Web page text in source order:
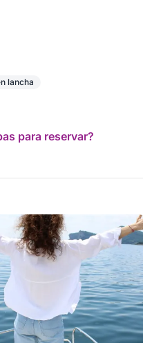
lancha
para reservar?